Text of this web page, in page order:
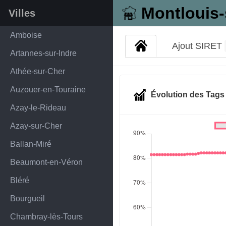
Villes
Amboise
Artannes-sur-Indre
Athée-sur-Cher
Auzouer-en-Touraine
Azay-le-Rideau
Azay-sur-Cher
Ballan-Miré
Beaumont-en-Véron
Bléré
Bourgueil
Chambray-lès-Tours
Ajout SIRET
Évolution des